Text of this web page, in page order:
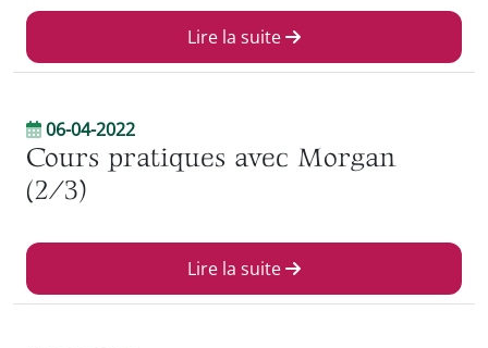
Lire la suite
06-04-2022
Cours pratiques avec Morgan
(2/3)
Lire la suite